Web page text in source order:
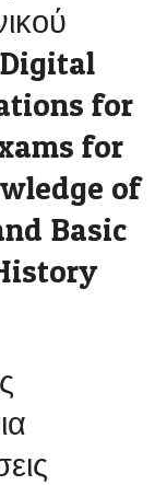
Digital
for
for
of
Basic